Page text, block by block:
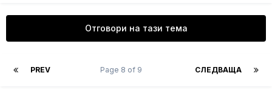
Отговори на тази тема
PREV СЛЕДВАЩА
Page 8 of 9